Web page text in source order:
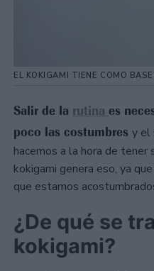
EL KOKIGAMI TIENE COMO
Salir de la rutina es
poco las costumbres y el
hacemos a la hora de tener
kokigami genera eso, ya
que estamos
¿De qué se
kokigami?